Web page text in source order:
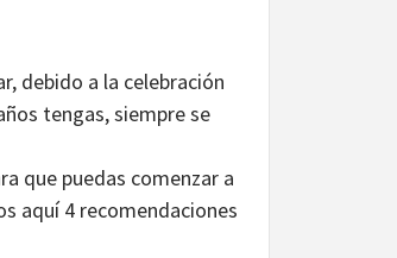
debido a la celebración
tengas, siempre se
que puedas comenzar a
aquí 4 recomendaciones